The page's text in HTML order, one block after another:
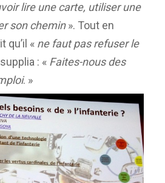
lire une carte, utiliser une
son chemin». Tout en
qu’il « ne faut pas refuser le
: « Faites-nous des
. »